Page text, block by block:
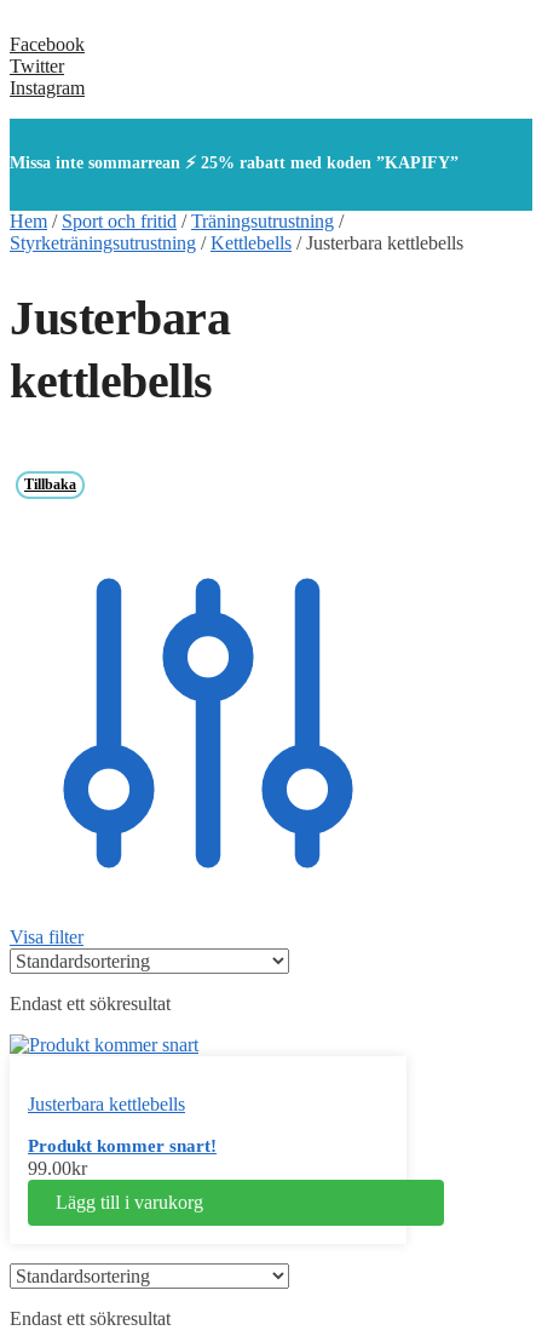
Facebook
Twitter
Instagram
Missa inte sommarrean ⚡ 25% rabatt med koden ”KAPIFY”
Hem / Sport och fritid /Träningsutrustning /
Styrketräningsutrustning /Kettlebells /Justerbara kettlebells
Justerbara
kettlebells
Tillbaka
Visa filter
Endast ett sökresultat
Justerbara kettlebells
Produkt kommer snart!
99.00kr
Lägg till i varukorg
Endast ett sökresultat